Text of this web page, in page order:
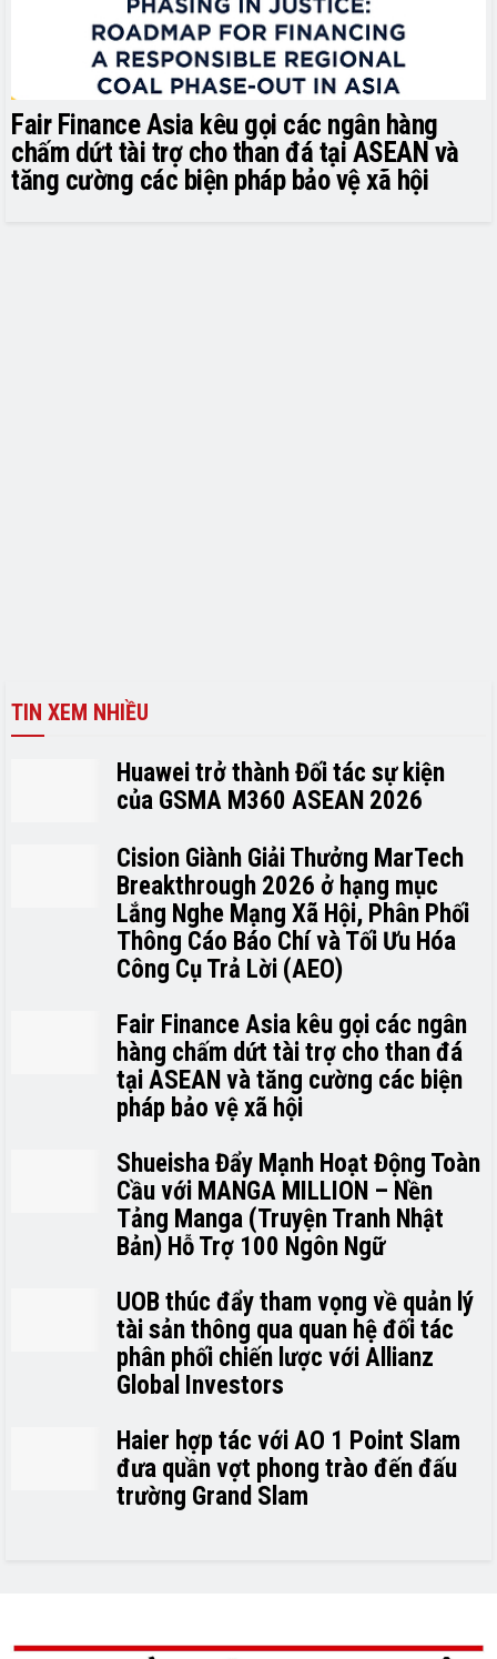
Fair Finance Asia kêu gọi các ngân hàng
chấm dứt tài trợ cho than đá tại ASEAN và
tăng cường các biện pháp bảo vệ xã hội
TIN XEM NHIỀU
Huawei trở thành Đối tác sự kiện
của GSMA M360 ASEAN 2026
Cision Giành Giải Thưởng MarTech
Breakthrough 2026 ở hạng mục
Lắng Nghe Mạng Xã Hội, Phân Phối
Thông Cáo Báo Chí và Tối Ưu Hóa
Công Cụ Trả Lời (AEO)
Fair Finance Asia kêu gọi các ngân
hàng chấm dứt tài trợ cho than đá
tại ASEAN và tăng cường các biện
pháp bảo vệ xã hội
Shueisha Đẩy Mạnh Hoạt Động Toàn
Cầu với MANGA MILLION – Nền
Tảng Manga (Truyện Tranh Nhật
Bản) Hỗ Trợ 100 Ngôn Ngữ
UOB thúc đẩy tham vọng về quản lý
tài sản thông qua quan hệ đối tác
phân phối chiến lược với Allianz
Global Investors
Haier hợp tác với AO 1 Point Slam
đưa quần vợt phong trào đến đấu
trường Grand Slam